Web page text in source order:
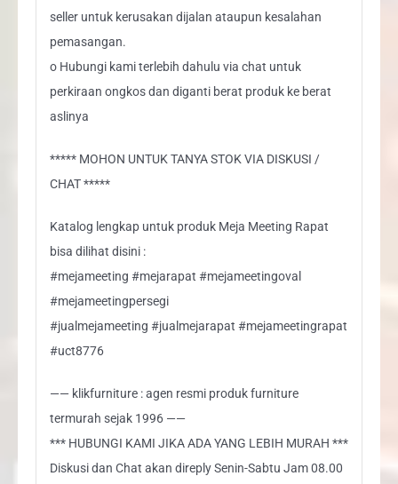
seller untuk kerusakan dijalan ataupun kesalahan
pemasangan.
o Hubungi kami terlebih dahulu via chat untuk
perkiraan ongkos dan diganti berat produk ke berat
aslinya
***** MOHON UNTUK TANYA STOK VIA DISKUSI /
CHAT *****
Katalog lengkap untuk produk Meja Meeting Rapat
bisa dilihat disini :
#mejameeting #mejarapat #mejameetingoval
#mejameetingpersegi
#jualmejameeting #jualmejarapat #mejameetingrapat
#uct8776
—— klikfurniture : agen resmi produk furniture
termurah sejak 1996 ——
*** HUBUNGI KAMI JIKA ADA YANG LEBIH MURAH ***
Diskusi dan Chat akan direply Senin-Sabtu Jam 08.00